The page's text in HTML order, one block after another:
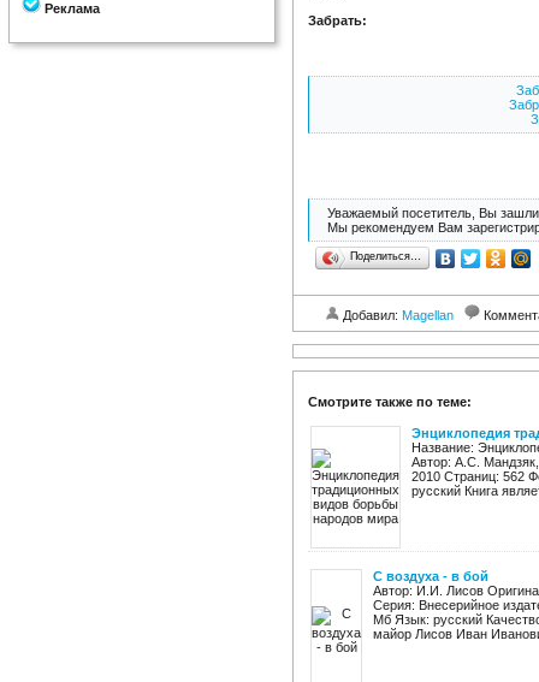
Реклама
Забрать:
Уважаемый посетитель, Вы зашли
Мы рекомендуем Вам
Поделиться…
Добавил: Magellan
Смотрите также по теме:
Энциклопедия
Название:
Автор: А.С.
2010 Страниц: 562
русский Книга
С воздуха - в бой
Автор: И.И. Лисов
Серия: Внесерийное
Мб Язык: русский
майор Лисов Иван